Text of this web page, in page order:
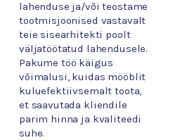
lahenduse ja/või teostame
tootmisjoonised vastavalt
teie sisearhitekti poolt
väljatöötatud lahendusele.
Pakume töö käigus
võimalusi, kuidas mööblit
kuluefektiivsemalt toota,
et saavutada kliendile
parim hinna ja kvaliteedi
suhe.